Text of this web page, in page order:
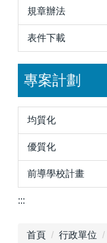
規章辦法
表件下載
專案計劃
均質化
優質化
前導學校計畫
:::
首頁 行政單位